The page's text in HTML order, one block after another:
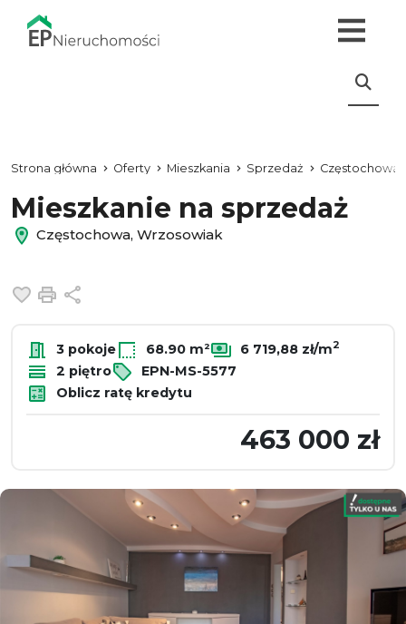
Strona główna Oferty Mieszkania Sprzedaż Częstochowa
Mieszkanie na sprzedaż
Częstochowa, Wrzosowiak
Dodaj do ulubionych
Drukuj
3 pokoje 68.90 m² 6 719,88 zł/m2
2 piętro
EPN-MS-5577
Oblicz ratę kredytu
463 000 zł